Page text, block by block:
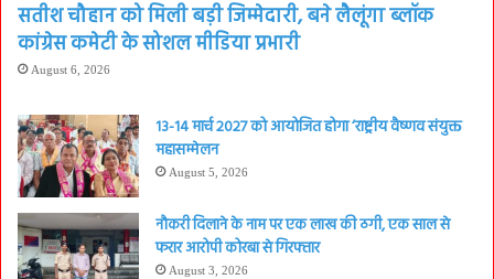
सतीश चौहान को मिली बड़ी जिम्मेदारी, बने लैलूंगा ब्लॉक
कांग्रेस कमेटी के सोशल मीडिया प्रभारी
August 6, 2026
13-14 मार्च 2027 को आयोजित होगा ‘राष्ट्रीय वैष्णव संयुक्त
महासम्मेलन
August 5, 2026
नौकरी दिलाने के नाम पर एक लाख की ठगी, एक साल से
फरार आरोपी कोरबा से गिरफ्तार
August 3, 2026